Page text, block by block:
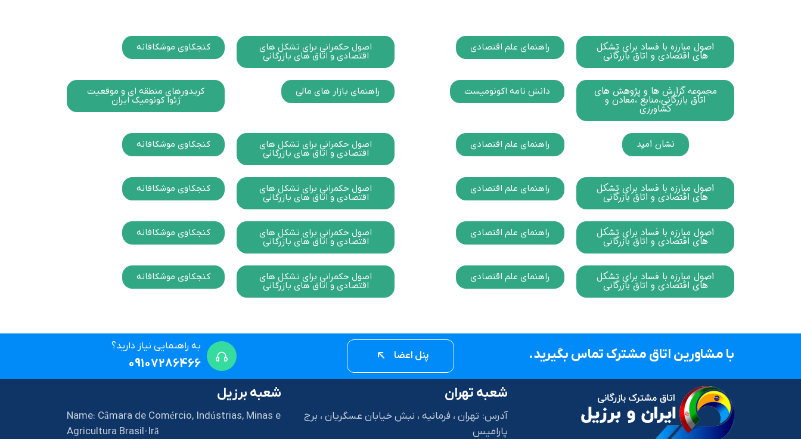
اصول مبارزه با فساد برای تشکل
های اقتصادی و اتاق بازرگانی
راهنمای علم اقتصادی اصول حکمرانی برای تشکل های
اقتصادی و اتاق های بازرگانی
کنجکاوی موشکافانه
مجموعه گزارش ها و پژوهش های
اتاق بازرگانی،منابع ،معادن و
کشاورزی
دانش نامه اکونومیست راهنمای بازار های مالی کریدورهای منطقه ای و موقعیت
ژئوا کونومیک ایران
نشان امید راهنمای علم اقتصادی اصول حکمرانی برای تشکل های
اقتصادی و اتاق های بازرگانی
کنجکاوی موشکافانه
اصول مبارزه با فساد برای تشکل
های اقتصادی و اتاق بازرگانی
راهنمای علم اقتصادی اصول حکمرانی برای تشکل های
اقتصادی و اتاق های بازرگانی
کنجکاوی موشکافانه
اصول مبارزه با فساد برای تشکل
های اقتصادی و اتاق بازرگانی
راهنمای علم اقتصادی اصول حکمرانی برای تشکل های
اقتصادی و اتاق های بازرگانی
کنجکاوی موشکافانه
اصول مبارزه با فساد برای تشکل
های اقتصادی و اتاق بازرگانی
راهنمای علم اقتصادی اصول حکمرانی برای تشکل های
اقتصادی و اتاق های بازرگانی
کنجکاوی موشکافانه
با مشاورین اتاق مشترک تماس بگیرید. پنل اعضا
به راهنمایی نیاز دارید؟
09107286466
شعبه تهران
آدرس: تهران ، فرمانیه ، نبش خیابان عسگریان ، برج
پارامیس
شعبه برزیل
Name: Câmara de Comércio, Indústrias, Minas e
Agricultura Brasil-Irã